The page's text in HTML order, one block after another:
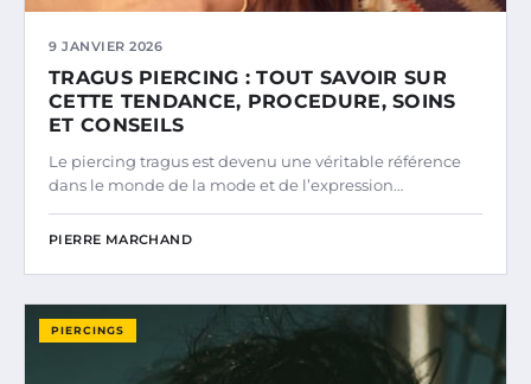
9 JANVIER 2026
TRAGUS PIERCING : TOUT SAVOIR SUR
CETTE TENDANCE, PROCEDURE, SOINS
ET CONSEILS
Le piercing tragus est devenu une véritable référence
dans le monde de la mode et de l’expression…
PIERRE MARCHAND
PIERCINGS